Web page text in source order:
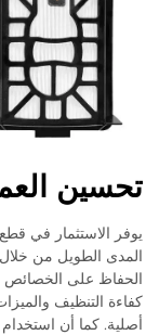
تحسين
يوفر الاستثمار في قطع
المدى الطويل من
الحفاظ على الخصائص
كفاءة التنظيف
أصلية. كما أن